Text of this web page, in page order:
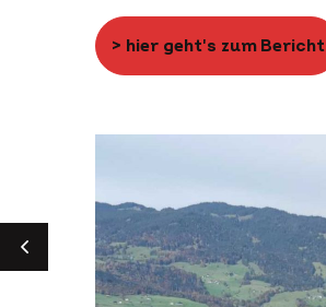
> hier geht's zum Bericht
ZURÜCK